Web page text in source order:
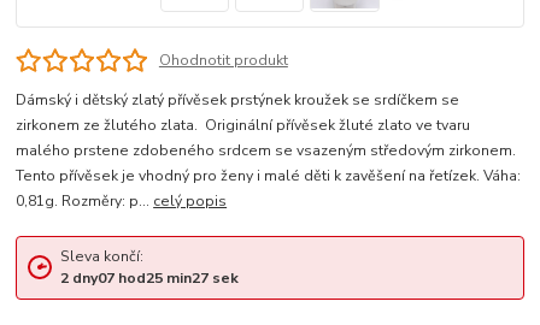
Ohodnotit produkt
Dámský i dětský zlatý přívěsek prstýnek kroužek se srdíčkem se
zirkonem ze žlutého zlata. Originální přívěsek žluté zlato ve tvaru
malého prstene zdobeného srdcem se vsazeným středovým zirkonem.
Tento přívěsek je vhodný pro ženy i malé děti k zavěšení na řetízek. Váha:
0,81g. Rozměry: p... celý popis
Sleva končí:
2 dny07hod25min26sek